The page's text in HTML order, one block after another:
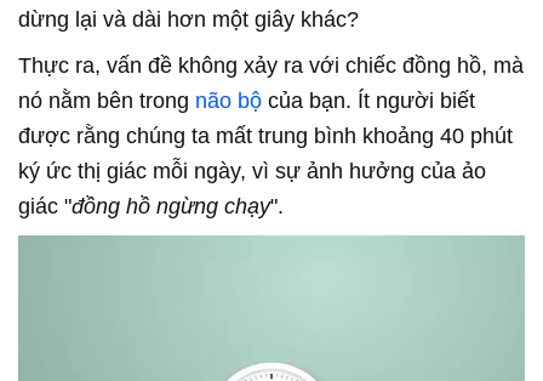
dừng lại và dài hơn một giây khác?
Thực ra, vấn đề không xảy ra với chiếc đồng hồ, mà
nó nằm bên trong não bộ của bạn. Ít người biết
được rằng chúng ta mất trung bình khoảng 40 phút
ký ức thị giác mỗi ngày, vì sự ảnh hưởng của ảo
giác "đồng hồ ngừng chạy".